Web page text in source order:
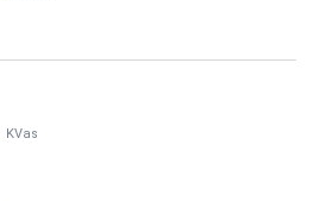
KVas